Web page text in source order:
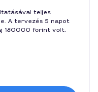
teljes
A tervezés 5 napot
180000 forint volt.